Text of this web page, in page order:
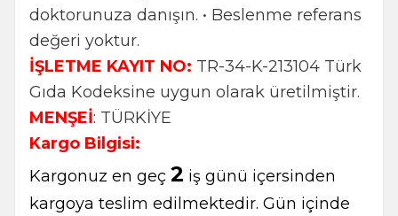
doktorunuza danışın. • Beslenme referans
değeri yoktur.
İŞLETME KAYIT NO: TR-34-K-213104 Türk
Gıda Kodeksine uygun olarak üretilmiştir.
MENŞEİ: TÜRKİYE
Kargo Bilgisi:
Kargonuz en geç 2 iş günü içersinden
kargoya teslim edilmektedir. Gün içinde